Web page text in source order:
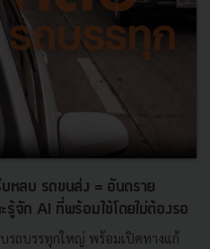
บหลบ รถขนส่ง = อันตราย
รู้จัก AI ที่พร้อมใช้โดยไม่ต้องรอ
รถบรรทุกใหญ่ พร้อมเปิดทางแก้